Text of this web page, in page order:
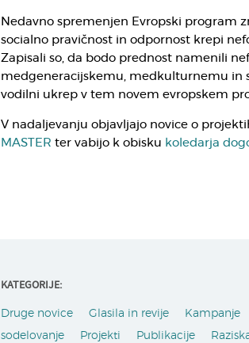
Nedavno spremenjen Evropski program
socialno pravičnost in odpornost krepi
Zapisali so, da bodo prednost namenili
medgeneracijskemu, medkulturnemu in
vodilni ukrep v tem novem evropskem
V nadaljevanju objavljajo novice o
MASTER ter vabijo k obisku koledarja
KATEGORIJE:
Druge novice Glasila in revije Kampanje
sodelovanje
Projekti Publikacije